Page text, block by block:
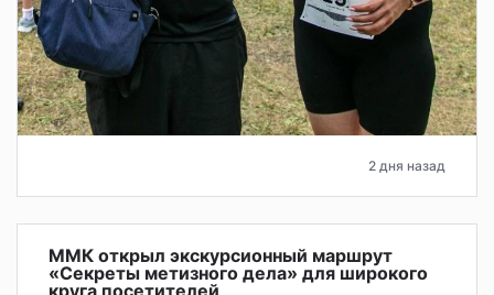
2 дня назад
ММК открыл экскурсионный маршрут
«Секреты метизного дела» для широкого
круга посетителей